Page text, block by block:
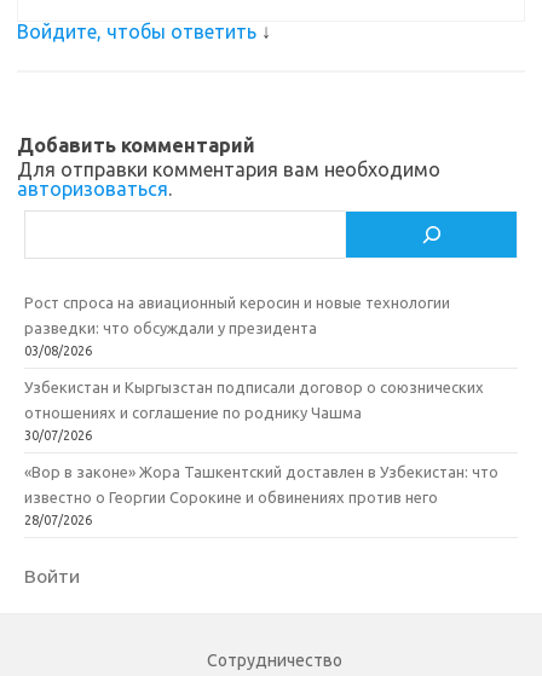
Войдите, чтобы ответить ↓
Добавить комментарий
Для отправки комментария вам необходимо
авторизоваться.
Рост спроса на авиационный керосин и новые технологии
разведки: что обсуждали у президента
03/08/2026
Узбекистан и Кыргызстан подписали договор о союзнических
отношениях и соглашение по роднику Чашма
30/07/2026
«Вор в законе» Жора Ташкентский доставлен в Узбекистан: что
известно о Георгии Сорокине и обвинениях против него
28/07/2026
Войти
Сотрудничество